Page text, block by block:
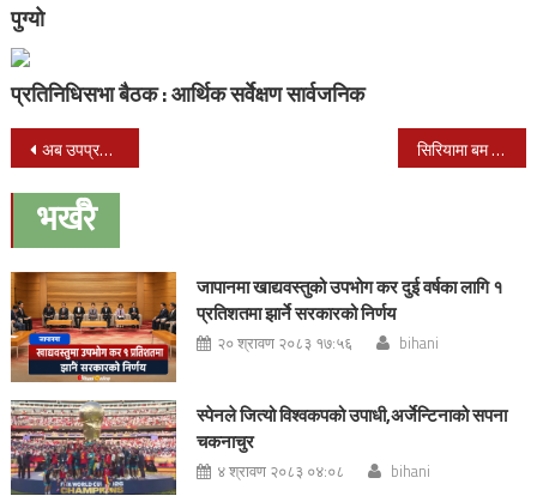
पुग्यो
प्रतिनिधिसभा बैठक : आर्थिक सर्वेक्षण सार्वजनिक
Post
navigation
अब उपप्रधानमन्त्री नरहने सिरियामा बम बिस्फोटमा मृत्यु भएका बालबालिकाको सम्झनामा कोहोलपुरमा दिप प्रज्वलन
भर्खरै
जापानमा खाद्यवस्तुको उपभोग कर दुई वर्षका लागि १
प्रतिशतमा झार्ने सरकारको निर्णय
२० श्रावण २०८३ १७:५६ bihani
स्पेनले जित्यो विश्वकपको उपाधी,अर्जेन्टिनाको सपना
चकनाचुर
४ श्रावण २०८३ ०४:०८ bihani